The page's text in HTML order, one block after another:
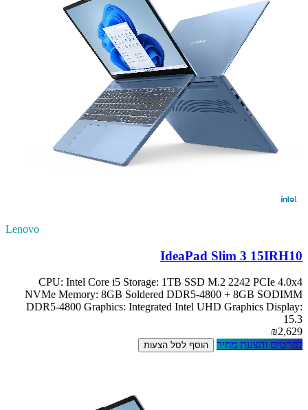
Lenovo
IdeaPad Slim 3 15IRH10
CPU: Intel Core i5 Storage: 1TB SSD M.2 2242 PCIe 4.0x4
NVMe Memory: 8GB Soldered DDR5-4800 + 8GB SODIMM
DDR5-4800 Graphics: Integrated Intel UHD Graphics Display:
15.3
₪2,629
לפרטים והצעת מחיר
הוסף לסל הצעות